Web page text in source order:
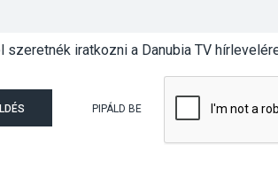
szeretnék iratkozni a Danubia TV
PIPÁLD BE